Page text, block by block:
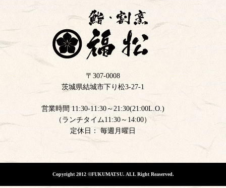
〒307-0008
茨城県結城市下り松3-27-1
営業時間 11:30-11:30～21:30(21:00L.O.)
（ランチタイム11:30～14:00）
定休日： 毎週月曜日
Copyright 2012 ©FUKUMATSU. ALL Right Reaserved.